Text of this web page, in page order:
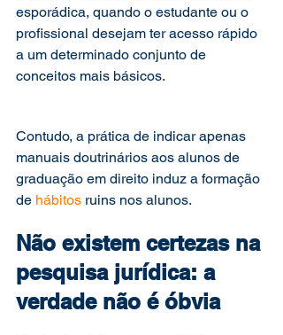
esporádica, quando o estudante ou o
profissional desejam ter acesso rápido
a um determinado conjunto de
conceitos mais básicos.
Contudo, a prática de indicar apenas
manuais doutrinários aos alunos de
graduação em direito induz a formação
de hábitos ruins nos alunos.
Não existem certezas na
pesquisa jurídica: a
verdade não é óbvia